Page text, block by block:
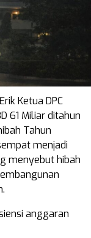
Ketua DPC
61 Miliar ditahun
Tahun
menjadi
menyebut hibah
anggaran